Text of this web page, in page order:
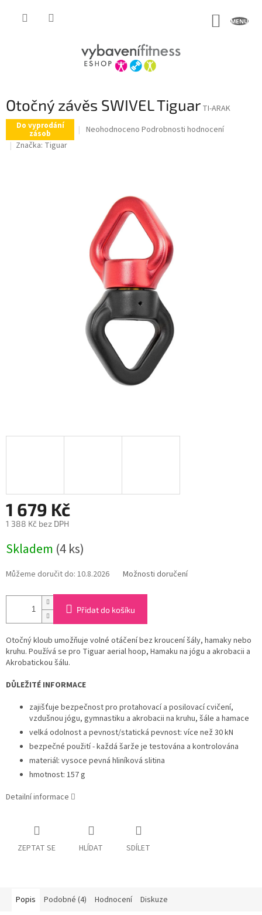
Otočný závěs SWIVEL Tiguar TI-ARAK
Do vyprodání
zásob
Průměrné
hvězdiček.
Neohodnoceno Podrobnosti hodnocení
Značka: Tiguar
1 679 Kč
1 388 Kč bez DPH
cena:
Skladem (4 ks)
Můžeme doručit do: 10.8.2026 Možnosti doručení
Přidat do košíku
Otočný kloub umožňuje volné otáčení bez kroucení šály, hamaky nebo
kruhu. Používá se pro Tiguar aerial hoop, Hamaku na jógu a akrobacii a
Akrobatickou šálu.
DŮLEŽITÉ INFORMACE
zajišťuje bezpečnost pro protahovací a posilovací cvičení,
vzdušnou jógu, gymnastiku a akrobacii na kruhu, šále a hamace
velká odolnost a pevnost/statická pevnost: více než 30 kN
bezpečné použití - každá šarže je testována a kontrolována
materiál: vysoce pevná hliníková slitina
hmotnost: 157 g
Detailní informace
ZEPTAT SE HLÍDAT SDÍLET
Popis Podobné (4) Hodnocení Diskuze